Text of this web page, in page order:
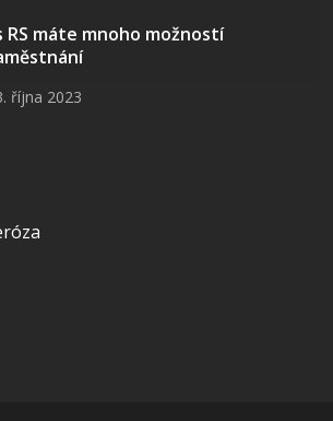
RS máte mnoho možností
října 2023